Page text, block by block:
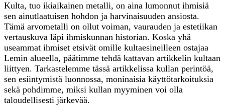
Kulta, tuo ikiaikainen metalli, on aina lumonnut ihmisiä
sen ainutlaatuisen hohdon ja harvinaisuuden ansiosta.
Tämä arvometalli on ollut voiman, vaurauden ja estetiikan
vertauskuva läpi ihmiskunnan historian. Koska yhä
useammat ihmiset etsivät omille kultaesineilleen ostajaa
Lemin alueella, päätimme tehdä kattavan artikkelin kultaan
liittyen. Tarkastelemme tässä artikkelissa kullan perintöä,
sen esiintymistä luonnossa, moninaisia käyttötarkoituksia
sekä pohdimme, miksi kullan myyminen voi olla
taloudellisesti järkevää.